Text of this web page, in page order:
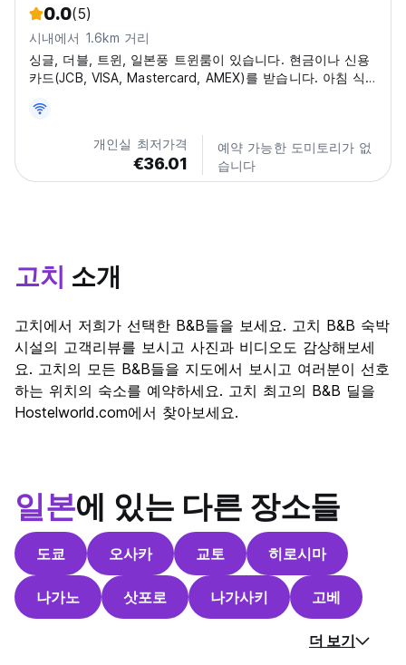
0.0(5)
시내에서 1.6km 거리
싱글, 더블, 트윈, 일본풍 트윈룸이 있습니다. 현금이나 신용
카드(JCB, VISA, Mastercard, AMEX)를 받습니다. 아침 식
수 있습니다. 주차 요금은 540엔입니다. 영어와 스페인어를
구사할 수 있습니다. 해당 언어를 할 수 있는 직원은 16:00
부터 20:00까지 일하니 참고해주세요. 시간 외엔 영어를 잘
하지 못합니다. 이해에 감사드립니다. 고치는 일본 남부에 있
으며, 상당히...
개인실 최저가격
€36.01
예약 가능한 도미토리가 없
습니다
고치 소개
고치에서 저희가 선택한 B&B들을 보세요. 고치 B&B 숙박
시설의 고객리뷰를 보시고 사진과 비디오도 감상해보세
요. 고치의 모든 B&B들을 지도에서 보시고 여러분이 선호
하는 위치의 숙소를 예약하세요. 고치 최고의 B&B 딜을
Hostelworld.com에서 찾아보세요.
일본에 있는 다른 장소들
도쿄 오사카 교토 히로시마
나가노 삿포로 나가사키 고베
더 보기